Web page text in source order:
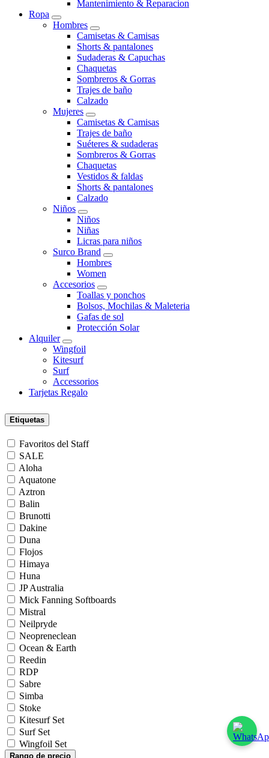
Mantenimiento & Reparacion
Ropa
Hombres
Camisetas & Camisas
Shorts & pantalones
Sudaderas & Capuchas
Chaquetas
Sombreros & Gorras
Trajes de baño
Calzado
Mujeres
Camisetas & Camisas
Trajes de baño
Suéteres & sudaderas
Sombreros & Gorras
Chaquetas
Vestidos & faldas
Shorts & pantalones
Calzado
Niños
Niños
Niñas
Licras para niños
Surco Brand
Hombres
Women
Accesorios
Toallas y ponchos
Bolsos, Mochilas & Maleteria
Gafas de sol
Protección Solar
Alquiler
Wingfoil
Kitesurf
Surf
Accessorios
Tarjetas Regalo
Etiquetas
Favoritos del Staff
SALE
Aloha
Aquatone
Aztron
Balin
Brunotti
Dakine
Duna
Flojos
Himaya
Huna
JP Australia
Mick Fanning Softboards
Mistral
Neilpryde
Neopreneclean
Ocean & Earth
Reedin
RDP
Sabre
Simba
Stoke
Kitesurf Set
Surf Set
Wingfoil Set
Rango de precio